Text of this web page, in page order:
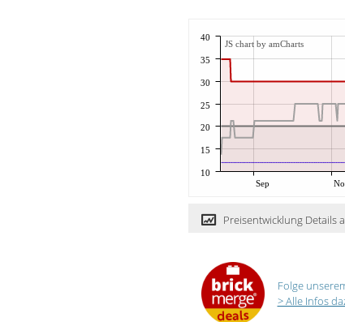
Sep
10
15
20
25
30
35
40
JS chart by amCharts
Preisentwicklung Details
Folge
> Alle Infos